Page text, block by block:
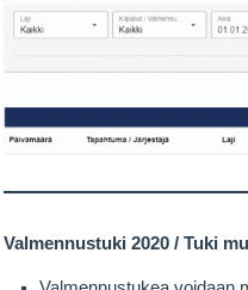
Valmennustuki 2020 / Tuki